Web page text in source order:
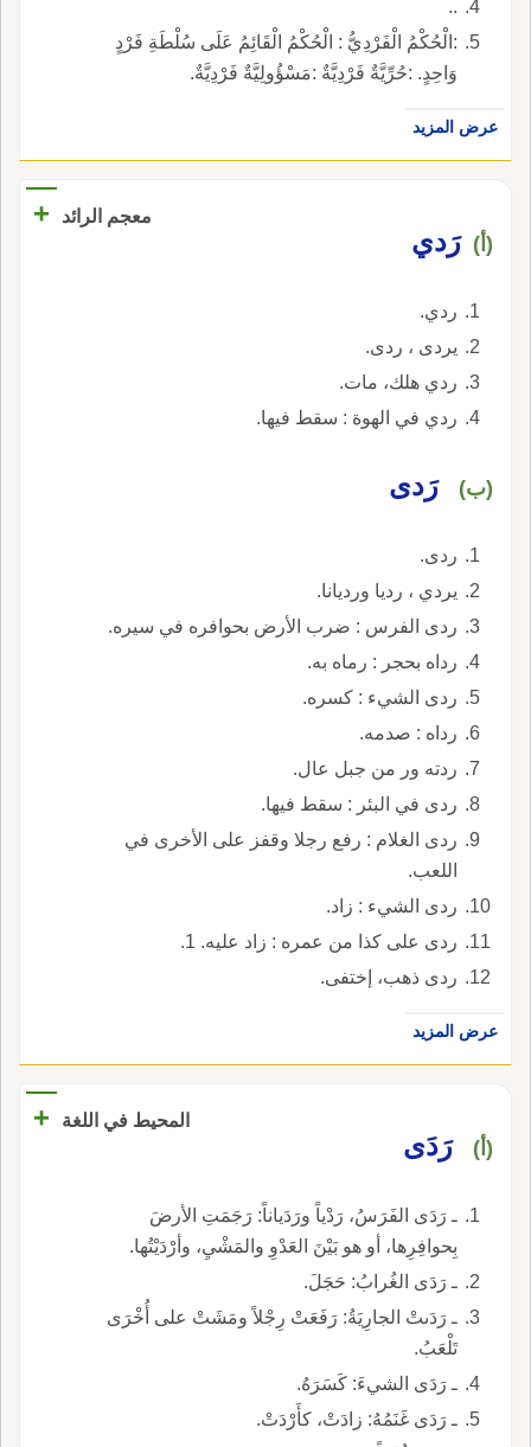
..
:الْحُكْمُ الْفَرْدِيُّ : الْحُكْمُ الْقَائِمُ عَلَى سُلْطَةِ فَرْدٍ
وَاحِدٍ. :حُرِّيَّةٌ فَرْدِيَّةٌ :مَسْؤُولِيَّةٌ فَرْدِيَّةٌ.
عرض المزيد
معجم الرائد +
(أ) رَدي
ردي.
يردى ، ردى.
ردي هلك، مات.
ردي في الهوة : سقط فيها.
(ب) رَدى
ردى.
يردي ، رديا ورديانا.
ردى الفرس : ضرب الأرض بحوافره في سيره.
رداه بحجر : رماه به.
ردى الشيء : كسره.
رداه : صدمه.
ردته ور من جبل عال.
ردى في البئر : سقط فيها.
ردى الغلام : رفع رجلا وقفز على الأخرى في
اللعب.
ردى الشيء : زاد.
ردى على كذا من عمره : زاد عليه. 1.
ردى ذهب، إختفى.
عرض المزيد
المحيط في اللغة +
(أ) رَدَى
ـ رَدَى الفَرَسُ، رَدْياً ورَدَياناً: رَجَمَتِ الأرضَ
بِحوافِرِها، أو هو بَيْنَ العَدْوِ والمَشْيِ، وأرْدَيْتُها.
ـ رَدَى الغُرابُ: حَجَلَ.
ـ رَدَىتْ الجارِيَةُ: رَفَعَتْ رِجْلاً ومَشَتْ على أُخْرَى
تَلْعَبُ.
ـ رَدَى الشيءَ: كَسَرَهُ.
ـ رَدَى غَنَمُهُ: زادَتْ، كأَرْدَتْ.